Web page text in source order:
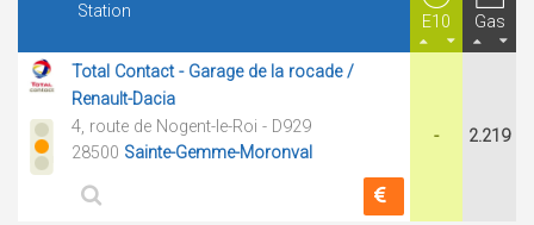
Station
E10 Gas
Total Contact - Garage de la rocade /
Renault-Dacia
4, route de Nogent-le-Roi - D929
28500 Sainte-Gemme-Moronval
- 2.219